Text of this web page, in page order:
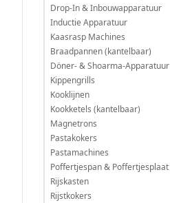
Drop-In & Inbouwapparatuur
Inductie Apparatuur
Kaasrasp Machines
Braadpannen (kantelbaar)
Döner- & Shoarma-Apparatuur
Kippengrills
Kooklijnen
Kookketels (kantelbaar)
Magnetrons
Pastakokers
Pastamachines
Poffertjespan & Poffertjesplaat
Rijskasten
Rijstkokers